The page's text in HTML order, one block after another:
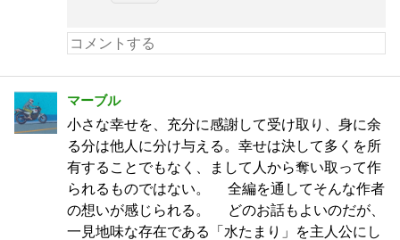
マーブル
小さな幸せを、充分に感謝して受け取り、身に余
る分は他人に分け与える。幸せは決して多くを所
有することでもなく、まして人から奪い取って作
られるものではない。 全編を通してそんな作者
の想いが感じられる。 どのお話もよいのだが、
一見地味な存在である「水たまり」を主人公にし